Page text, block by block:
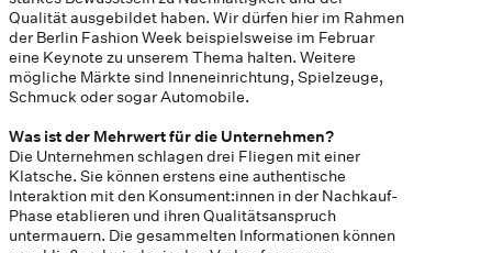
Qualität ausgebildet haben. Wir dürfen hier im Rahmen
der Berlin Fashion Week beispielsweise im Februar
eine Keynote zu unserem Thema halten. Weitere
mögliche Märkte sind Inneneinrichtung, Spielzeuge,
Schmuck oder sogar Automobile.
Was ist der Mehrwert für die Unternehmen?
Die Unternehmen schlagen drei Fliegen mit einer
Klatsche. Sie können erstens eine authentische
Interaktion mit den Konsument:innen in der Nachkauf-
Phase etablieren und ihren Qualitätsanspruch
untermauern. Die gesammelten Informationen können